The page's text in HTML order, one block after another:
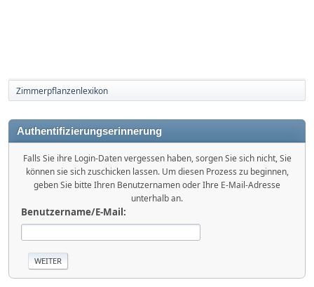
Zimmerpflanzenlexikon
Authentifizierungserinnerung
Falls Sie ihre Login-Daten vergessen haben, sorgen Sie sich nicht, Sie
können sie sich zuschicken lassen. Um diesen Prozess zu beginnen,
geben Sie bitte Ihren Benutzernamen oder Ihre E-Mail-Adresse
unterhalb an.
Benutzername/E-Mail: